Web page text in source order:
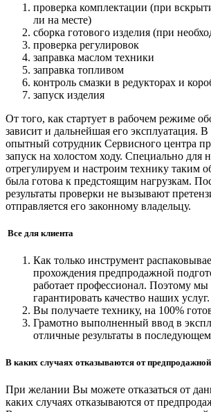
проверка комплектации (при
ли на месте)
сборка готового изделия (при
проверка регулировок
заправка маслом техники
заправка топливом
контроль смазки в редукторах и
запуск изделия
От того, как стартует в рабочем режиме
зависит и дальнейшая его эксплуатация.
опытный сотрудник Сервисного центра
запуск на холостом ходу. Специально
отрегулируем и настроим технику таким
была готова к предстоящим нагрузкам.
результаты проверки не вызывают
отправляется его законному владельцу.
Все для клиента
Как только инструмент
прохождения предпродажной
работает профессионал. Поэтому
гарантировать качество наших услуг.
Вы получаете технику, на 100%
Грамотно выполненный ввод в
отличные результаты в
В каких случаях отказываются от
При желании Вы можете отказаться от
каких случаях отказываются от